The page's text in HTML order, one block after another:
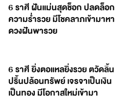
6 ราศี ฝันแม่นสุดช็อก ปลดล็อก
ความร่ำรวย มีโชคลาภเข้ามาหา
ดวงฝันพารวย
6 ราศี ยิ่งตอแหลยิ่งรวย ตวัดลิ้น
ปริ้นปล้อนทรัพย์ เจรจาเป็นเงิน
เป็นทอง มีโอกาสใหม่เข้ามา